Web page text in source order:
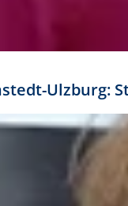
Ulzburg: